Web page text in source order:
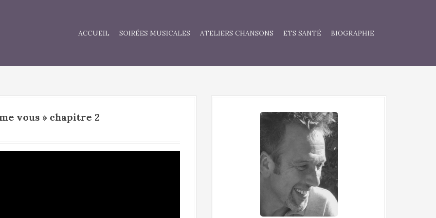
ACCUEIL SOIRÉES MUSICALES ATELIERS CHANSONS ETS SANTÉ BIOGRAPHIE
vous » chapitre 2